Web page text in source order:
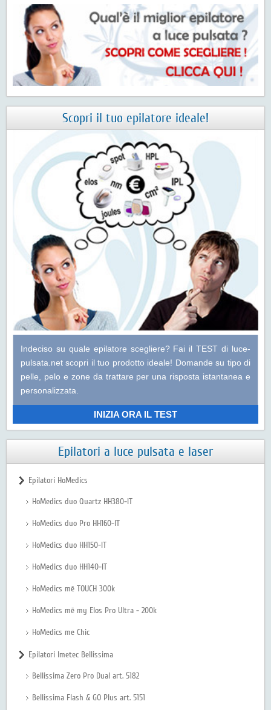
Scopri il tuo epilatore ideale!
Indeciso su quale epilatore scegliere? Fai ilTEST di luce-
pulsata.net scopri il tuo prodotto ideale! Domande su tipo di
pelle, pelo e zone da trattare per una risposta istantanea e
personalizzata.
INIZIA ORA IL TEST
Epilatori a luce pulsata e laser
Epilatori HoMedics
HoMedics duo Quartz HH380-IT
HoMedics duo Pro HH160-IT
HoMedics duo HH150-IT
HoMedics duo HH140-IT
HoMedics mē TOUCH 300k
HoMedics mē my Elos Pro Ultra - 200k
HoMedics me Chic
Epilatori Imetec Bellissima
Bellissima Zero Pro Dual art. 5182
Bellissima Flash & GO Plus art. 5151